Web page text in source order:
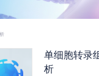
单细胞转录
析